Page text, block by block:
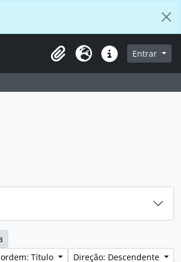
página de navegação
Área de transferência
Idioma Ligações rápidas
Entrar
Título
Direção: Descendente